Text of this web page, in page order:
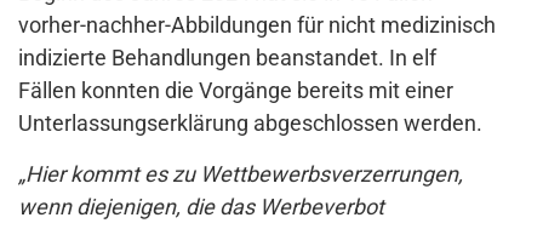
vorher-nachher-Abbildungen für nicht medizinisch
indizierte Behandlungen beanstandet. In elf
Fällen konnten die Vorgänge bereits mit einer
Unterlassungserklärung abgeschlossen werden.
„Hier kommt es zu Wettbewerbsverzerrungen,
wenn diejenigen, die das Werbeverbot